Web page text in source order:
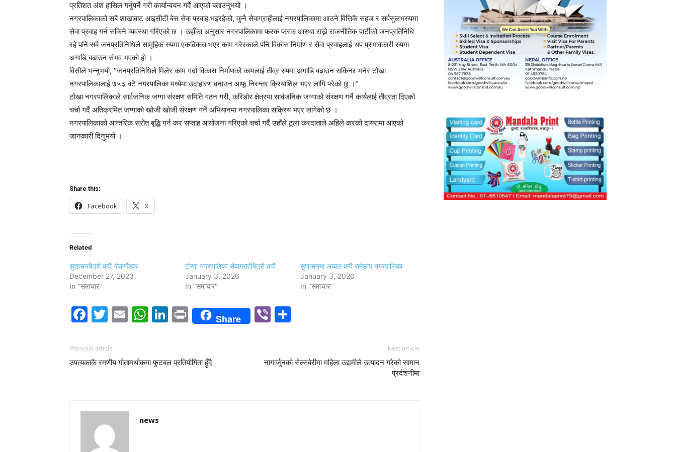
प्रतिशत अंश हासिल गर्नुपर्ने गरी कार्यान्वयन गर्दै आएको बताउनुभयो ।
नगरपालिकाको सबै शाखाबाट आइसीटी बेस सेवा प्रवाह भइरहेको, कुनै सेवाग्राहीलाई नगरपालिकामा आउने वित्तिकै सहज र सर्वसुलभरुपमा
सेवा प्रवाह गर्न सकिने व्यवस्था गरिएको छ । उहाँका अनुसार नगरपालिकामा फरक फरक आस्था राख्ने राजनीतिक पार्टीको जनप्रतिनिधि
रहे पनि सबै जनप्रतिनिधिले सामूहिक रुपमा एकढिक्का भएर काम गरेरकाले पनि विकास निर्माण र सेवा प्रवाहलाई थप प्रभावकारी रुपमा
अगाडि बढाउन संभव भएको हो ।
विसीले भन्नुभयो, “जनप्रतिनिधिले मिलेर काम गर्दा विकास निर्माणको कामलाई तीव्र रुपमा अगाडि बढाउन सकिन्छ भनेर टोखा
नगरपालिकालाई ७५३ वटै नगरपालिका मध्येमा उदाहारण बनाउन आफू निरन्तर क्रियाशिल भएर लागि परेको छु ।”
टोखा नगरपालिकाले सार्वजनिक जग्गा संरक्षण समिति गठन गरी, करिडोर क्षेत्रमा सार्वजनिक जग्गाको संरक्षण गर्ने कार्यलाई तीव्रता दिएको
चर्चा गर्दै अतिक्रमित जग्गाको खोजी खोजी संरक्षण गर्ने अभियानमा नगरपालिका सक्रिय भएर लागेको छ ।
नगरपालिकाको आन्तरिक स्रोत बृद्धि गर्न कर सप्ताह आयोजना गरिएको चर्चा गर्दै उहाँले ठूला करदाताले अहिले करको दायरामा आएको
जानकारी दिनुभयो ।
Share this:
Facebook X
Related
सुशासनमैत्री बन्दै गोकर्णेश्वर
December 27, 2023
In "समाचार"
टोखा नगरपालिका सेवाग्राहीमैत्री बन्दै
January 3, 2026
In "समाचार"
सुशासनमा अब्बल बन्दै रामेछाप नगरपालिका
January 3, 2026
In "समाचार"
Facebook
Twitter
EmailWhatsApp
LinkedIn
PrintShare Viber
Previous article
उपत्यकाकै रमणीय गोतामथोकमा फुटबल प्रतियोगिता हुँदै
Next article
नागार्जुनको सेल्सबेरीमा महिला उद्यमीले उत्पादन गरेको सामान
प्रर्दशनीमा
news